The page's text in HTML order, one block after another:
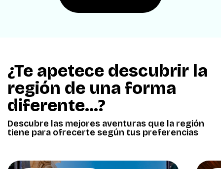
¿Te apetece descubrir la
región de una forma
diferente...?
Descubre las mejores aventuras que la región
tiene para ofrecerte según tus preferencias